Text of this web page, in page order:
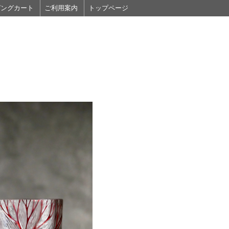
グカート ご利用案内 トップページ